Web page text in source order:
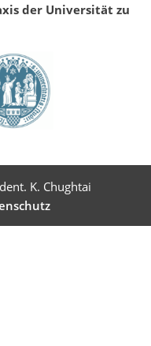
der Universität zu
K. Chughtai